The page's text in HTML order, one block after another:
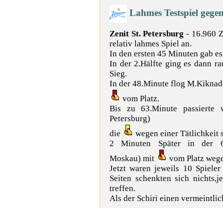
Lahmes Testspiel
Zenit St. Petersburg - 16.960
relativ lahmes Spiel an.
In den ersten 45 Minuten gab
In der 2.Hälfte ging es dann
Sieg.
In der 48.Minute flog
vom Platz.
Bis zu 63.Minute passierte
Petersburg)
die
wegen einer Tätlichkeit
2 Minuten Später in der
Moskau) mit
vom Platz
Jetzt waren jeweils 10
Seiten schenkten sich
treffen.
Als der Schiri einen